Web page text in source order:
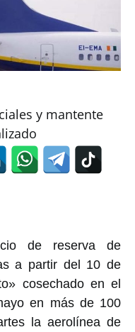
y mantente
de reserva de
a partir del 10 de
cosechado en el
en más de 100
la aerolínea de